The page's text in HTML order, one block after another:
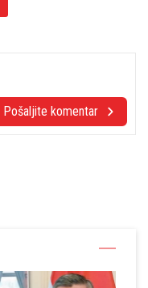
Pošaljite komentar